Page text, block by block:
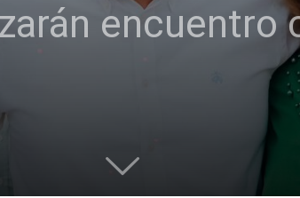
encuentro